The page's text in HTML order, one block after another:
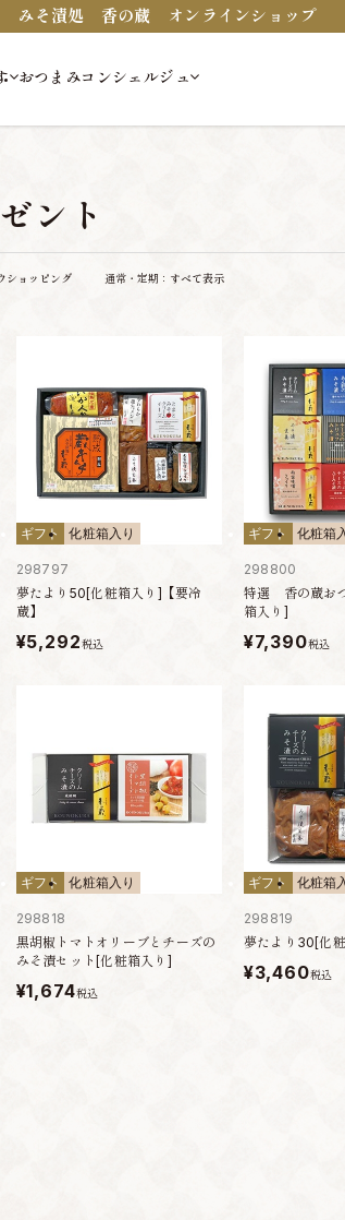
みそ漬処 香の蔵 オンラインショップ
おつまみコンシェルジュ
ント
ショッピング 通常・定期： すべて表示
ギフト 化粧箱入り
298797
夢たより50[化粧箱入り]【要冷
蔵】
¥5,292税込
ギフト 化粧箱
298800
特選 香の蔵お
箱入り]
¥7,390税込
ギフト 化粧箱入り
298818
黒胡椒トマトオリーブとチーズの
みそ漬セット[化粧箱入り]
¥1,674税込
ギフト 化粧箱
298819
夢たより30[化
¥3,460税込